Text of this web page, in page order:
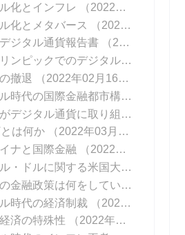
化とインフレ
（2022年01月19日 掲載）
化とメタバース
（2022年01月26日 掲載）
ジタル通貨報告書
（2022年02月02日 掲載）
第71回 北京オリンピックでのデジタル通貨
撤退
（2022年02月16日 掲載）
第73回 デジタル時代の国際金融都市構想
第74回 インドがデジタル通貨に取り組む意図
は何か
（2022年03月09日 掲載）
ナと国際金融
（2022年03月16日 掲載）
第77回 デジタル・ドルに関する米国大統領令
第78回 ロシアの金融政策は何をしているのか
時代の経済制裁
（2022年04月06日 掲載）
済の特殊性
（2022年04月13日 掲載）